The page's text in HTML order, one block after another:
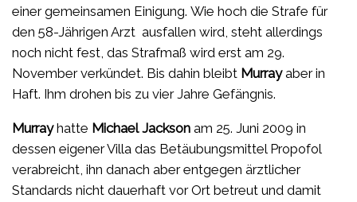
einer gemeinsamen Einigung. Wie hoch die Strafe für
den 58-Jährigen Arzt ausfallen wird, steht allerdings
noch nicht fest, das Strafmaß wird erst am 29.
November verkündet. Bis dahin bleibt Murrayaber in
Haft. Ihm drohen bis zu vier Jahre Gefängnis.
Murrayhatte Michael Jackson am 25. Juni 2009 in
dessen eigener Villa das Betäubungsmittel Propofol
verabreicht, ihn danach aber entgegen ärztlicher
Standards nicht dauerhaft vor Ort betreut und damit